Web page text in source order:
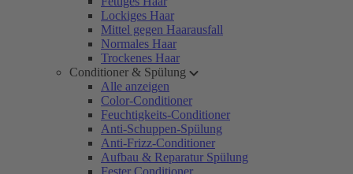
Lockiges Haar
Mittel gegen Haarausfall
Normales Haar
Trockenes Haar
Conditioner & Spülung
Alle anzeigen
Color-Conditioner
Feuchtigkeits-Conditioner
Anti-Schuppen-Spülung
Anti-Frizz-Conditioner
Aufbau & Reparatur Spülung
Fester Conditioner